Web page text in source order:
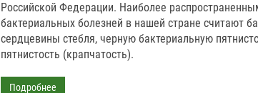
Российской Федерации. Наиболее
бактериальных болезней в нашей стране считают
сердцевины стебля, черную бактериальную
пятнистость (крапчатость).
Подробнее